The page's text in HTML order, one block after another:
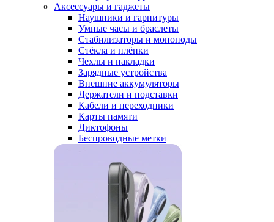
Аксессуары и гаджеты
Наушники и гарнитуры
Умные часы и браслеты
Стабилизаторы и моноподы
Стёкла и плёнки
Чехлы и накладки
Зарядные устройства
Внешние аккумуляторы
Держатели и подставки
Кабели и переходники
Карты памяти
Диктофоны
Беспроводные метки